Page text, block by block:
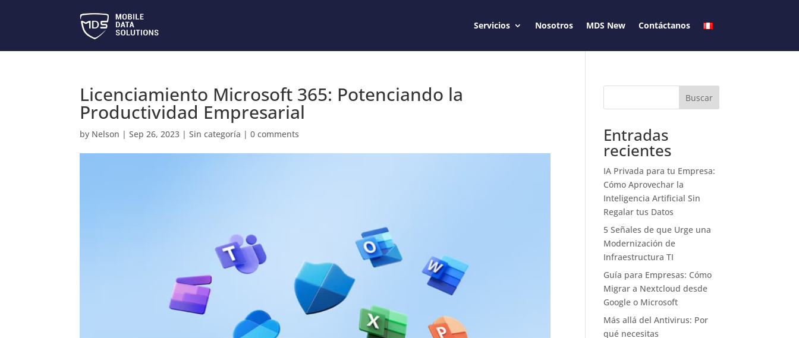
Servicios Nosotros MDS New Contáctanos
Licenciamiento Microsoft 365: Potenciando la
Productividad Empresarial
by Nelson |Sep 26, 2023 |Sin categoría |0 comments
Buscar
Entradas
recientes
IA Privada para tu Empresa:
Cómo Aprovechar la
Inteligencia Artificial Sin
Regalar tus Datos
5 Señales de que Urge una
Modernización de
Infraestructura TI
Guía para Empresas: Cómo
Migrar a Nextcloud desde
Google o Microsoft
Más allá del Antivirus: Por
qué necesitas